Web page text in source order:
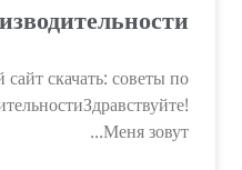
скачать: советы по
Меня зовут...